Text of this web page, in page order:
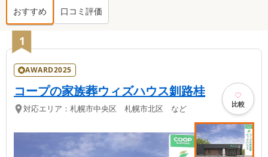
おすすめ 口コミ評価
厚岸郡厚岸町
1
AWARD2025
コープの家族葬ウィズハウス釧路桂
対応エリア： 札幌市中央区 札幌市北区 など 比較